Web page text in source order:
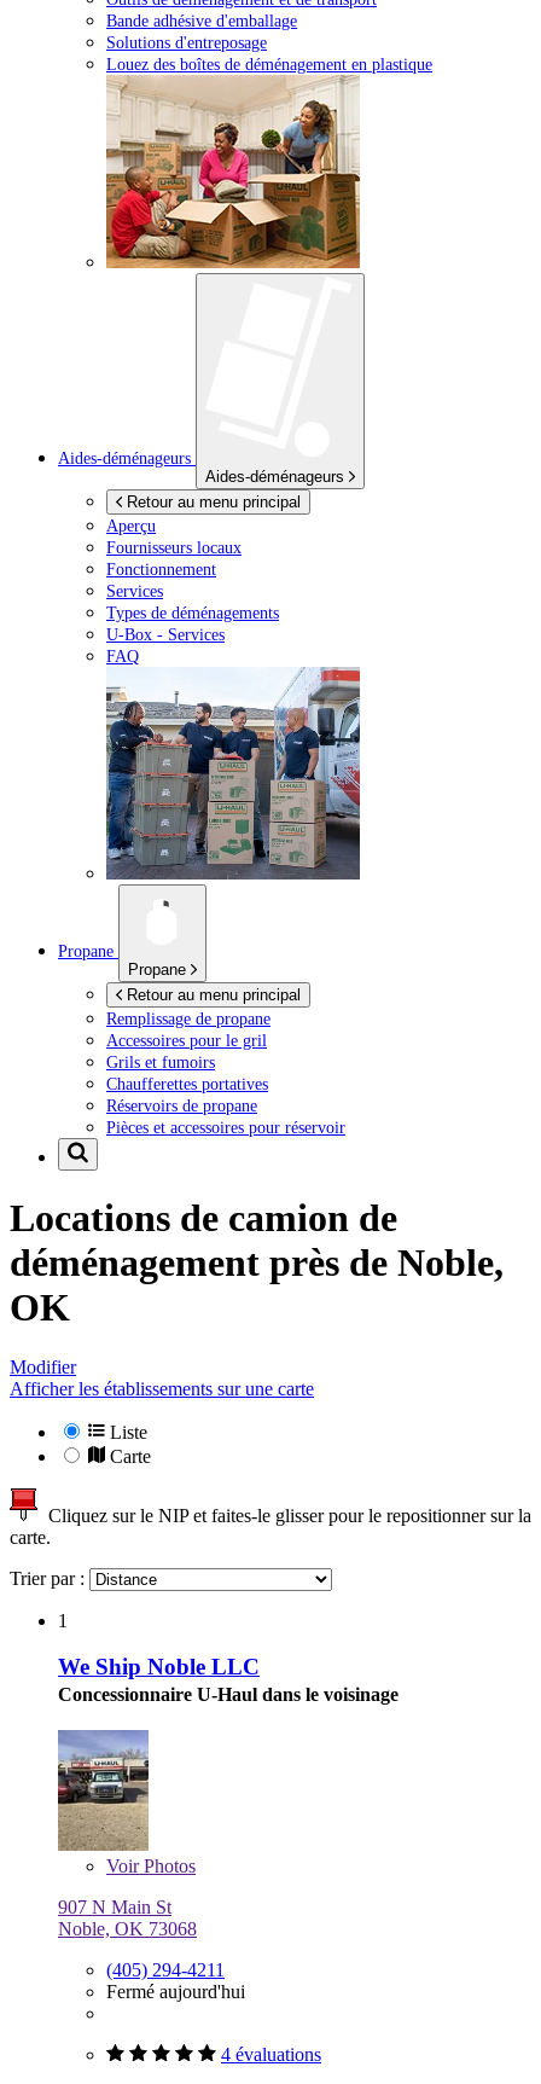
Bande adhésive d'emballage
Solutions d'entreposage
Louez des boîtes de déménagement en plastique
Aides-déménageurs
Aides-déménageurs
Retour au menu principal
Aperçu
Fournisseurs locaux
Fonctionnement
Services
Types de déménagements
U-Box - Services
FAQ
Propane
Propane
Retour au menu principal
Remplissage de propane
Accessoires pour le gril
Grils et fumoirs
Chaufferettes portatives
Réservoirs de propane
Pièces et accessoires pour réservoir
Locations de camion de
déménagement près de Noble,
OK
Modifier
Afficher les établissements sur une carte
Liste
Carte
Cliquez sur le NIP et faites-le glisser pour le repositionner sur la
carte.
Trier par :
1
We Ship Noble LLC
Concessionnaire U-Haul dans le voisinage
VoirPhotos
907 N Main St
Noble, OK 73068
(405) 294-4211
Fermé aujourd'hui
4 évaluations